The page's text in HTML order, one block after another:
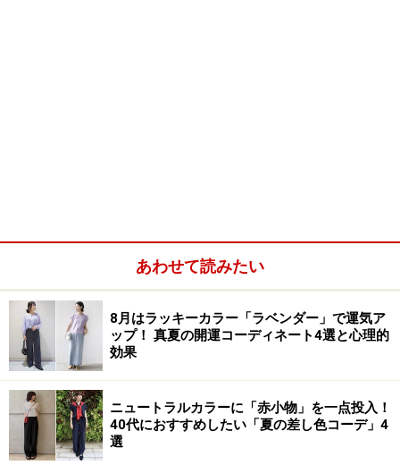
あわせて読みたい
8月はラッキーカラー「ラベンダー」で運気ア
ップ！ 真夏の開運コーディネート4選と心理的
効果
ニュートラルカラーに「赤小物」を一点投入！
40代におすすめしたい「夏の差し色コーデ」4
選